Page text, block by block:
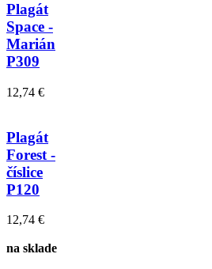
Plagát
Space -
Marián
P309
12,74 €
Plagát
Forest -
číslice
P120
12,74 €
na sklade